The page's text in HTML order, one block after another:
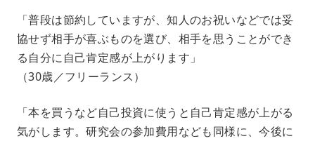
「普段は節約していますが、知人のお祝いなどでは妥
協せず相手が喜ぶものを選び、相手を思うことができ
る自分に自己肯定感が上がります」
（30歳／フリーランス）
「本を買うなど自己投資に使うと自己肯定感が上がる
気がします。研究会の参加費用なども同様に、今後に